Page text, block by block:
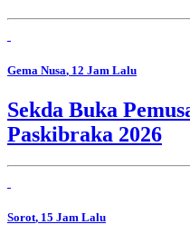
Gema Nusa, 12 Jam Lalu
Sekda Buka
Paskibraka 2026
Sorot, 15 Jam Lalu